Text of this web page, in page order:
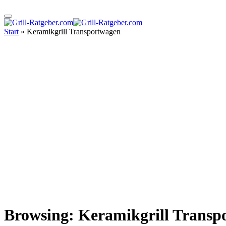
Start » Keramikgrill Transportwagen
Browsing: Keramikgrill